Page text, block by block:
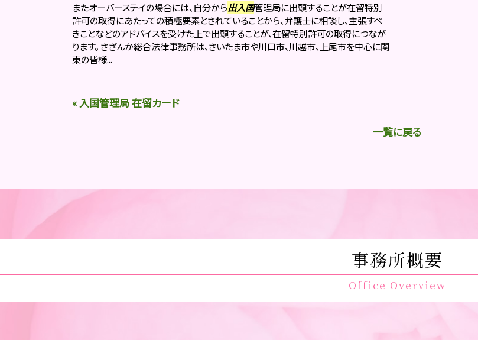
またオーバーステイの場合には、自分から出入国管理局に出頭することが在留特別
許可の取得にあたっての積極要素とされていることから、弁護士に相談し、主張すべ
きことなどのアドバイスを受けた上で出頭することが、在留特別許可の取得につなが
ります。 さざんか総合法律事務所は、さいたま市や川口市、川越市、上尾市を中心に関
東の皆様...
« 入国管理局 在留カード
一覧に戻る
事務所概要
Office Overview